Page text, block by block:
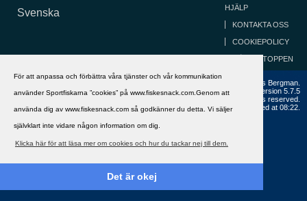
För att anpassa och förbättra våra tjänster och vår kommunikation
använder Sportfiskarna ”cookies” på www.fiskesnack.com.Genom att
använda dig av www.fiskesnack.com så godkänner du detta. Vi säljer
självklart inte vidare någon information om dig.
Klicka här för att läsa mer om cookies och hur du tackar nej till dem.
Det är okej
Svenska HJÄLP
KONTAKTA OSS
COOKIEPOLICY
GÅ TILL TOPPEN
Copyright ©2002 - 2021, FiskeSnack.com. Grundad 2002 av Anders Bergman.
Powered byvBulletin®
Version 5.7.5
Copyright © 2026 MH Sub I, LLC dba vBulletin. All rights reserved.
All times are GMT+1. This page was generated at 08:22.